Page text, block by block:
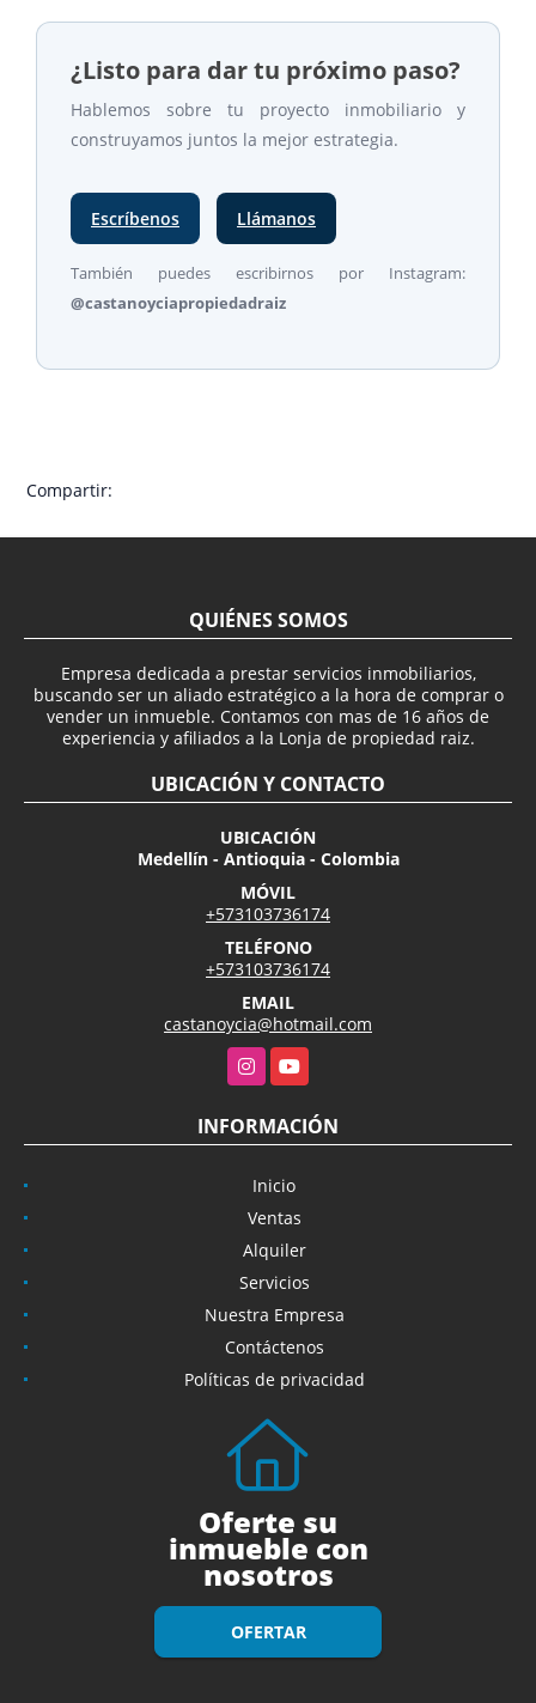
¿Listo para dar tu próximo paso?
Hablemos sobre tu proyecto inmobiliario y
construyamos juntos la mejor estrategia.
Escríbenos Llámanos
También puedes escribirnos por Instagram:
@castanoyciapropiedadraiz
Compartir:
QUIÉNES SOMOS
Empresa dedicada a prestar servicios inmobiliarios,
buscando ser un aliado estratégico a la hora de comprar o
vender un inmueble. Contamos con mas de 16 años de
experiencia y afiliados a la Lonja de propiedad raiz.
UBICACIÓN Y CONTACTO
UBICACIÓN
Medellín - Antioquia - Colombia
MÓVIL
+573103736174
TELÉFONO
+573103736174
EMAIL
castanoycia@hotmail.com
InstagramYouTube
INFORMACIÓN
Inicio
Ventas
Alquiler
Servicios
Nuestra Empresa
Contáctenos
Políticas de privacidad
Oferte su
inmueble con
nosotros
OFERTAR